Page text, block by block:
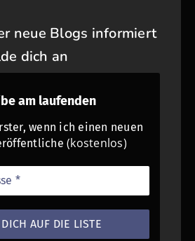
neue Blogs informiert
dich an
am laufenden
wenn ich einen neuen
(kostenlos)